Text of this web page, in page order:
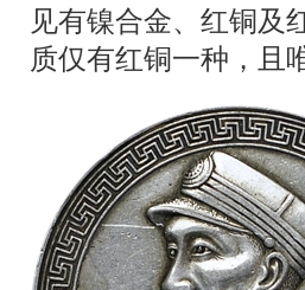
见有镍合金、红铜及
质仅有红铜一种，且